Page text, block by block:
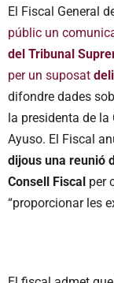
El Fiscal General
públic un
del Tribunal
per un suposat
difondre dades
la presidenta de
Ayuso. El Fiscal
dijous una reunió
Consell Fiscal per
“proporcionar les